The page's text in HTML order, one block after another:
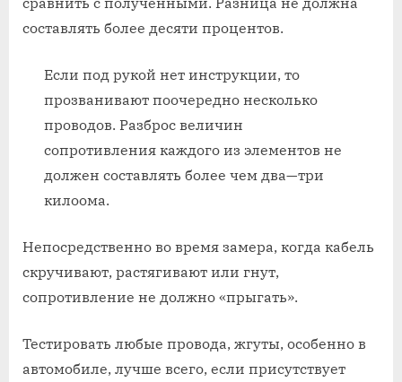
составлять более десяти процентов.
Если под рукой нет инструкции, то
прозванивают поочередно несколько
проводов. Разброс величин
сопротивления каждого из элементов не
должен составлять более чем два—три
килоома.
Непосредственно во время замера, когда кабель
скручивают, растягивают или гнут,
сопротивление не должно «прыгать».
Тестировать любые провода, жгуты, особенно в
автомобиле, лучше всего, если присутствует